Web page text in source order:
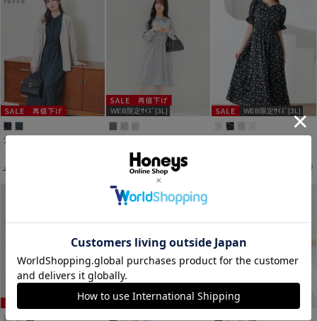
アート柄ワンピース
￥6,900
WEB限定ｻｲｽﾞ[3L]
￥2,980 税込
￥4,480税込
WEB限定ｻｲｽﾞ[3L]
WEB限定ｻｲｽﾞ[4L,3L]